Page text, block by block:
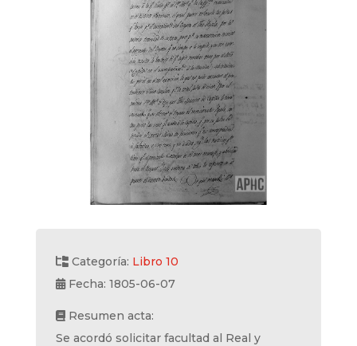
Categoría: Libro 10
Fecha: 1805-06-07
Resumen acta:
Se acordó solicitar facultad al Real y